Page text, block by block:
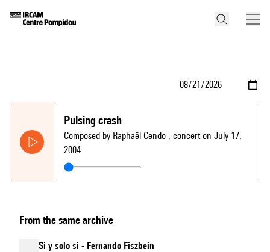
Pulsing crash
Composed by Raphaël Cendo , concert on July 17,
2004
From the same archive
Si y solo si - Fernando Fiszbein